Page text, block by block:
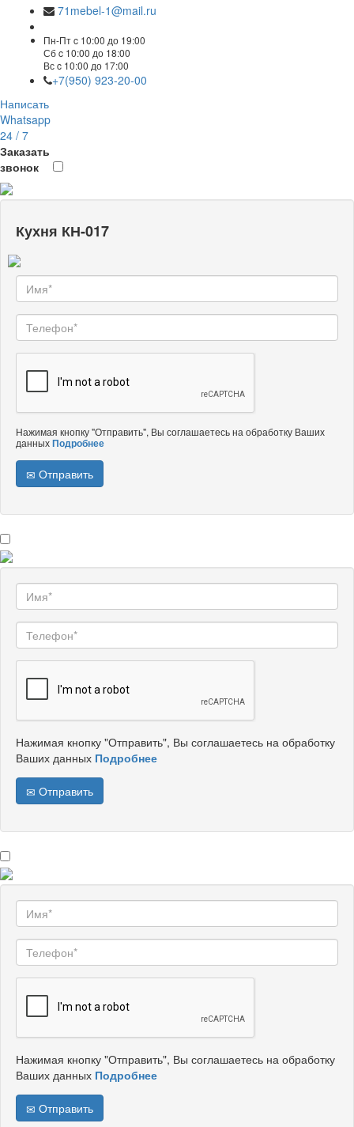
71mebel-1@mail.ru
Пн-Пт c 10:00 до 19:00
Сб c 10:00 до 18:00
Вс c 10:00 до 17:00
+7(950) 923-20-00
Написать
Whatsapp
24 / 7
Заказать
звонок
Кухня КН-017
Нажимая кнопку "Отправить", Вы соглашаетесь на обработку Ваших
данныхПодробнее
Отправить
Нажимая кнопку "Отправить", Вы соглашаетесь на обработку
Ваших данных Подробнее
Отправить
Нажимая кнопку "Отправить", Вы соглашаетесь на обработку
Ваших данных Подробнее
Отправить